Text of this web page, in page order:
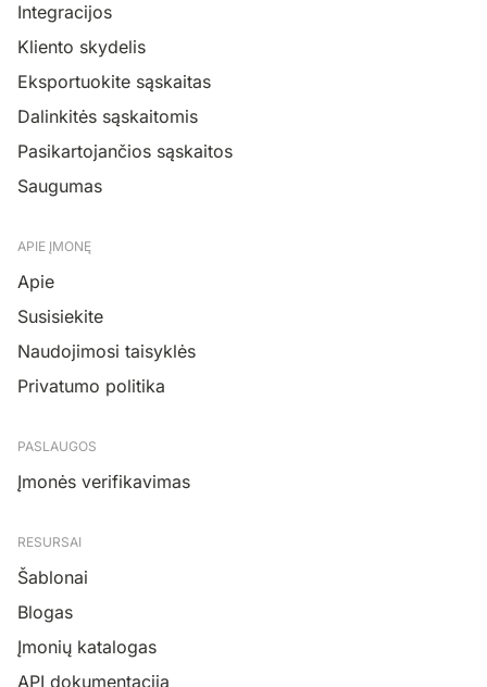
Integracijos
Kliento skydelis
Eksportuokite sąskaitas
Dalinkitės sąskaitomis
Pasikartojančios sąskaitos
Saugumas
APIE ĮMONĘ
Apie
Susisiekite
Naudojimosi taisyklės
Privatumo politika
PASLAUGOS
Įmonės verifikavimas
RESURSAI
Šablonai
Blogas
Įmonių katalogas
API dokumentacija